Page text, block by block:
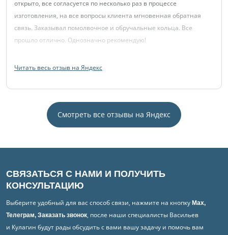
открыто, все согласуется по несколько раз в процессе
изготовления, на все вопросы клиента мгновенная обратная
связь. Заказывал помолвочное и обручальные кольца. Все
прошло отлично. Однозначно рекомендую!
Читать весь отзыв на Яндекс
Смотреть все отзывы на Яндекс
СВЯЗАТЬСЯ С НАМИ И ПОЛУЧИТЬ
КОНСУЛЬТАЦИЮ
Выберите удобный для вас способ связи, нажмите на кнопку Max,
Телеграм, Заказать звонок, после наши специалисты Васильев
и Кулагин будут рады обсудить с вами вашу задачу и помочь вам